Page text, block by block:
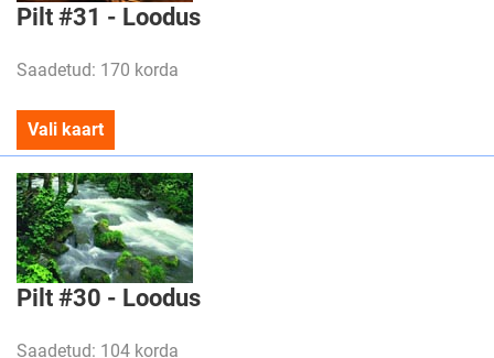
Pilt #31 - Loodus
Saadetud: 170 korda
Vali kaart
Pilt #30 - Loodus
Saadetud: 104 korda